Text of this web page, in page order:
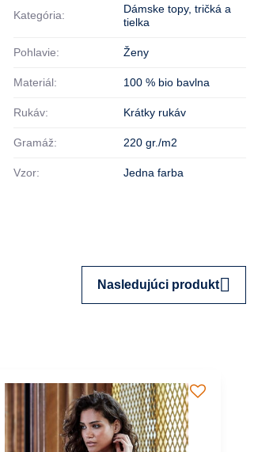
Kategória:
Dámske topy, tričká a
tielka
Pohlavie: Ženy
Materiál: 100 % bio bavlna
Rukáv: Krátky rukáv
Gramáž: 220 gr./m2
Vzor: Jedna farba
Nasledujúci produkt